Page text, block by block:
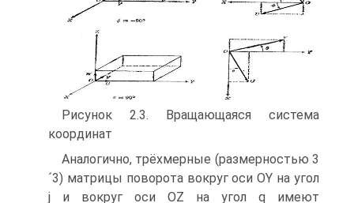
Рисунок 2.3. Вращающаяся система
координат
Аналогично, трёхмерные (размерностью 3
´3) матрицы поворота вокруг оси OY на угол
j и вокруг оси OZ на угол q имеют